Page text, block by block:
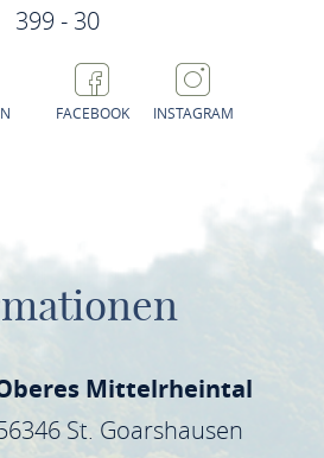
399 - 30
FACEBOOK INSTAGRAM
Mittelrheintal
St. Goarshausen